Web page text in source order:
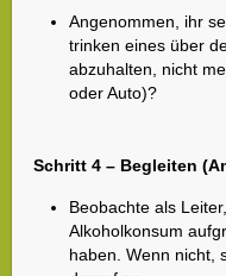
Angenommen, ihr
trinken eines über
abzuhalten, nicht
oder Auto)?
Schritt 4 – Begleiten
Beobachte als
Alkoholkonsum
haben. Wenn nicht,